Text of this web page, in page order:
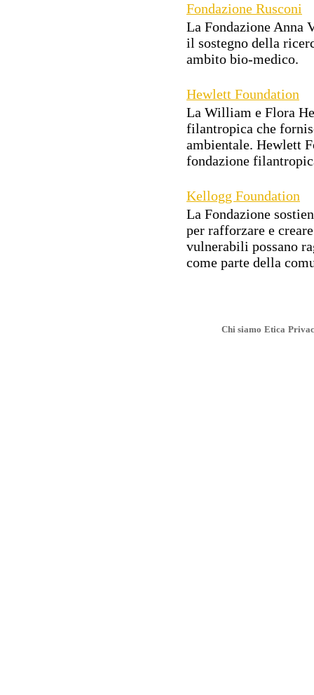
Fondazione Rusconi
La Fondazione Anna
il sostegno della
ambito bio-medico.
Hewlett Foundation
La William e Flora
filantropica che
ambientale. Hewlett
fondazione
Kellogg Foundation
La Fondazione
per rafforzare e
vulnerabili possano
come parte della
Chi siamo Etica